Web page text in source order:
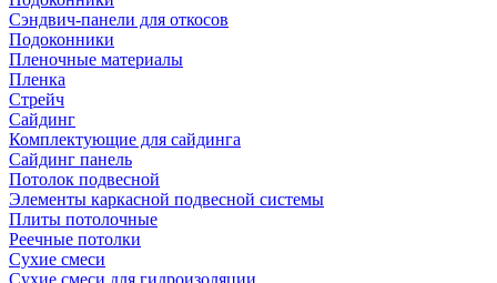
Сэндвич-панели для откосов
Подоконники
Пленочные материалы
Пленка
Стрейч
Сайдинг
Комплектующие для сайдинга
Сайдинг панель
Потолок подвесной
Элементы каркасной подвесной системы
Плиты потолочные
Реечные потолки
Сухие смеси
Сухие смеси для гидроизоляции